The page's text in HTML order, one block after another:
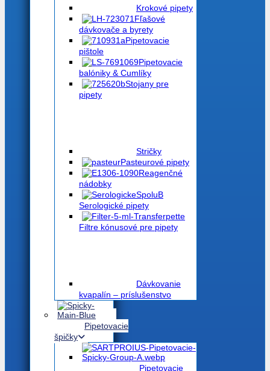
Krokové pipety
Fľašové
dávkovače a byrety
Pipetovacie
pištole
Pipetovacie
balóniky & Cumlíky
Stojany pre
pipety
Stričky
Pasteurové pipety
Reagenčné
nádobky
Serologické pipety
Filtre kónusové pre pipety
Dávkovanie
kvapalín – príslušenstvo
Pipetovacie
špičky
Pipetovacie